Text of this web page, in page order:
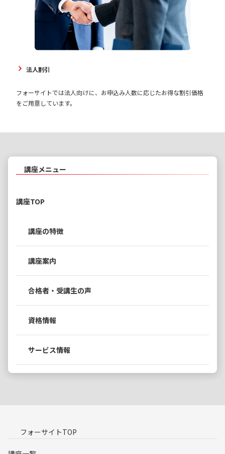
法人割引
フォーサイトでは法人向けに、お申込み人数に応じたお得な割引価格
をご用意しています。
講座メニュー
講座TOP
講座の特徴
講座案内
合格者・受講生の声
資格情報
サービス情報
フォーサイトTOP